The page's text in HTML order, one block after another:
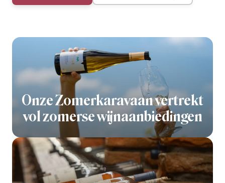
Onze Zomerkaravaan vertrekt
vol zomerse wijnaanbiedingen